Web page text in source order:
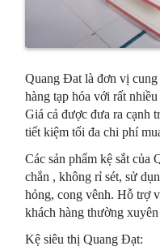
Quang Đat là đơn vị cung
hàng tạp hóa với rất
Giá cả được đưa ra cạnh
tiết kiệm tối đa chi phí
Các sản phẩm kệ sắt của
chắn , không rỉ sét, sử
hỏng, cong vênh. Hỗ trợ
khách hàng thường xuyên
Kệ siêu thị Quang Đạt: